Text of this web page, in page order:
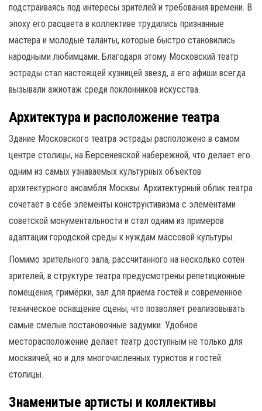
подстраиваясь под интересы зрителей и требования времени. В
эпоху его расцвета в коллективе трудились признанные
мастера и молодые таланты, которые быстро становились
народными любимцами. Благодаря этому Московский театр
эстрады стал настоящей кузницей звезд, а его афиши всегда
вызывали ажиотаж среди поклонников искусства.
Архитектура и расположение театра
Здание Московского театра эстрады расположено в самом
центре столицы, на Берсеневской набережной, что делает его
одним из самых узнаваемых культурных объектов
архитектурного ансамбля Москвы. Архитектурный облик театра
сочетает в себе элементы конструктивизма с элементами
советской монументальности и стал одним из примеров
адаптации городской среды к нуждам массовой культуры.
Помимо зрительного зала, рассчитанного на несколько сотен
зрителей, в структуре театра предусмотрены репетиционные
помещения, гримёрки, зал для приема гостей и современное
техническое оснащение сцены, что позволяет реализовывать
самые смелые постановочные задумки. Удобное
месторасположение делает театр доступным не только для
москвичей, но и для многочисленных туристов и гостей
столицы.
Знаменитые артисты и коллективы